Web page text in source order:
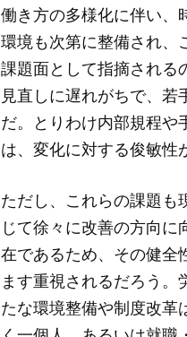
働き方の多様化に伴い、
環境も次第に整備され、
課題面として指摘される
見直しに遅れがちで、若
だ。とりわけ内部規程や
は、変化に対する俊敏性
ただし、これらの課題も
じて徐々に改善の方向
在であるため、その健全
ます重視されるだろう
たな環境整備や制度改革